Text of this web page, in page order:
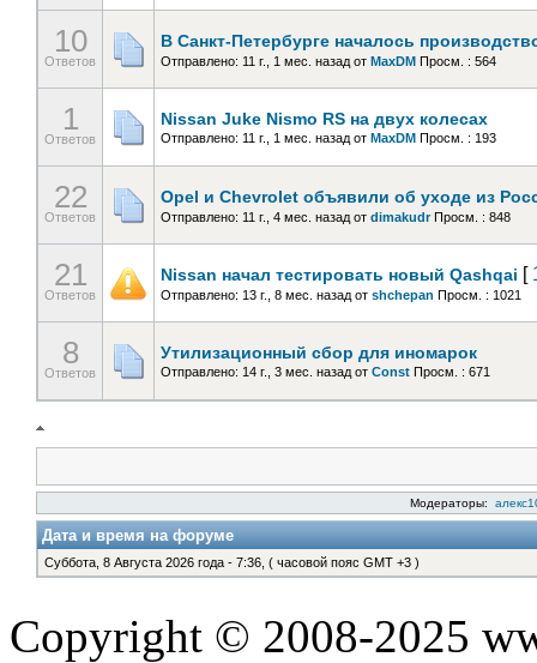
10
Ответов
В Санкт-Петербурге началось
Отправлено: 11 г., 1 мес. назад от MaxDM Просм. : 564
1
Ответов
Nissan Juke Nismo RS на двух колесах
Отправлено: 11 г., 1 мес. назад от MaxDM Просм. : 193
22
Ответов
Opel и Chevrolet объявили об уходе из
Отправлено: 11 г., 4 мес. назад от dimakudr Просм. : 848
21
Ответов
Nissan начал тестировать новый Qashqai [
Отправлено: 13 г., 8 мес. назад от shchepan Просм. : 1021
8
Ответов
Утилизационный сбор для иномарок
Отправлено: 14 г., 3 мес. назад от Const Просм. : 671
Модераторы:
Дата и время на форуме
Суббота, 8 Августа 2026 года - 7:36, ( часовой пояс GMT +3 )
Copyright © 2008-2025